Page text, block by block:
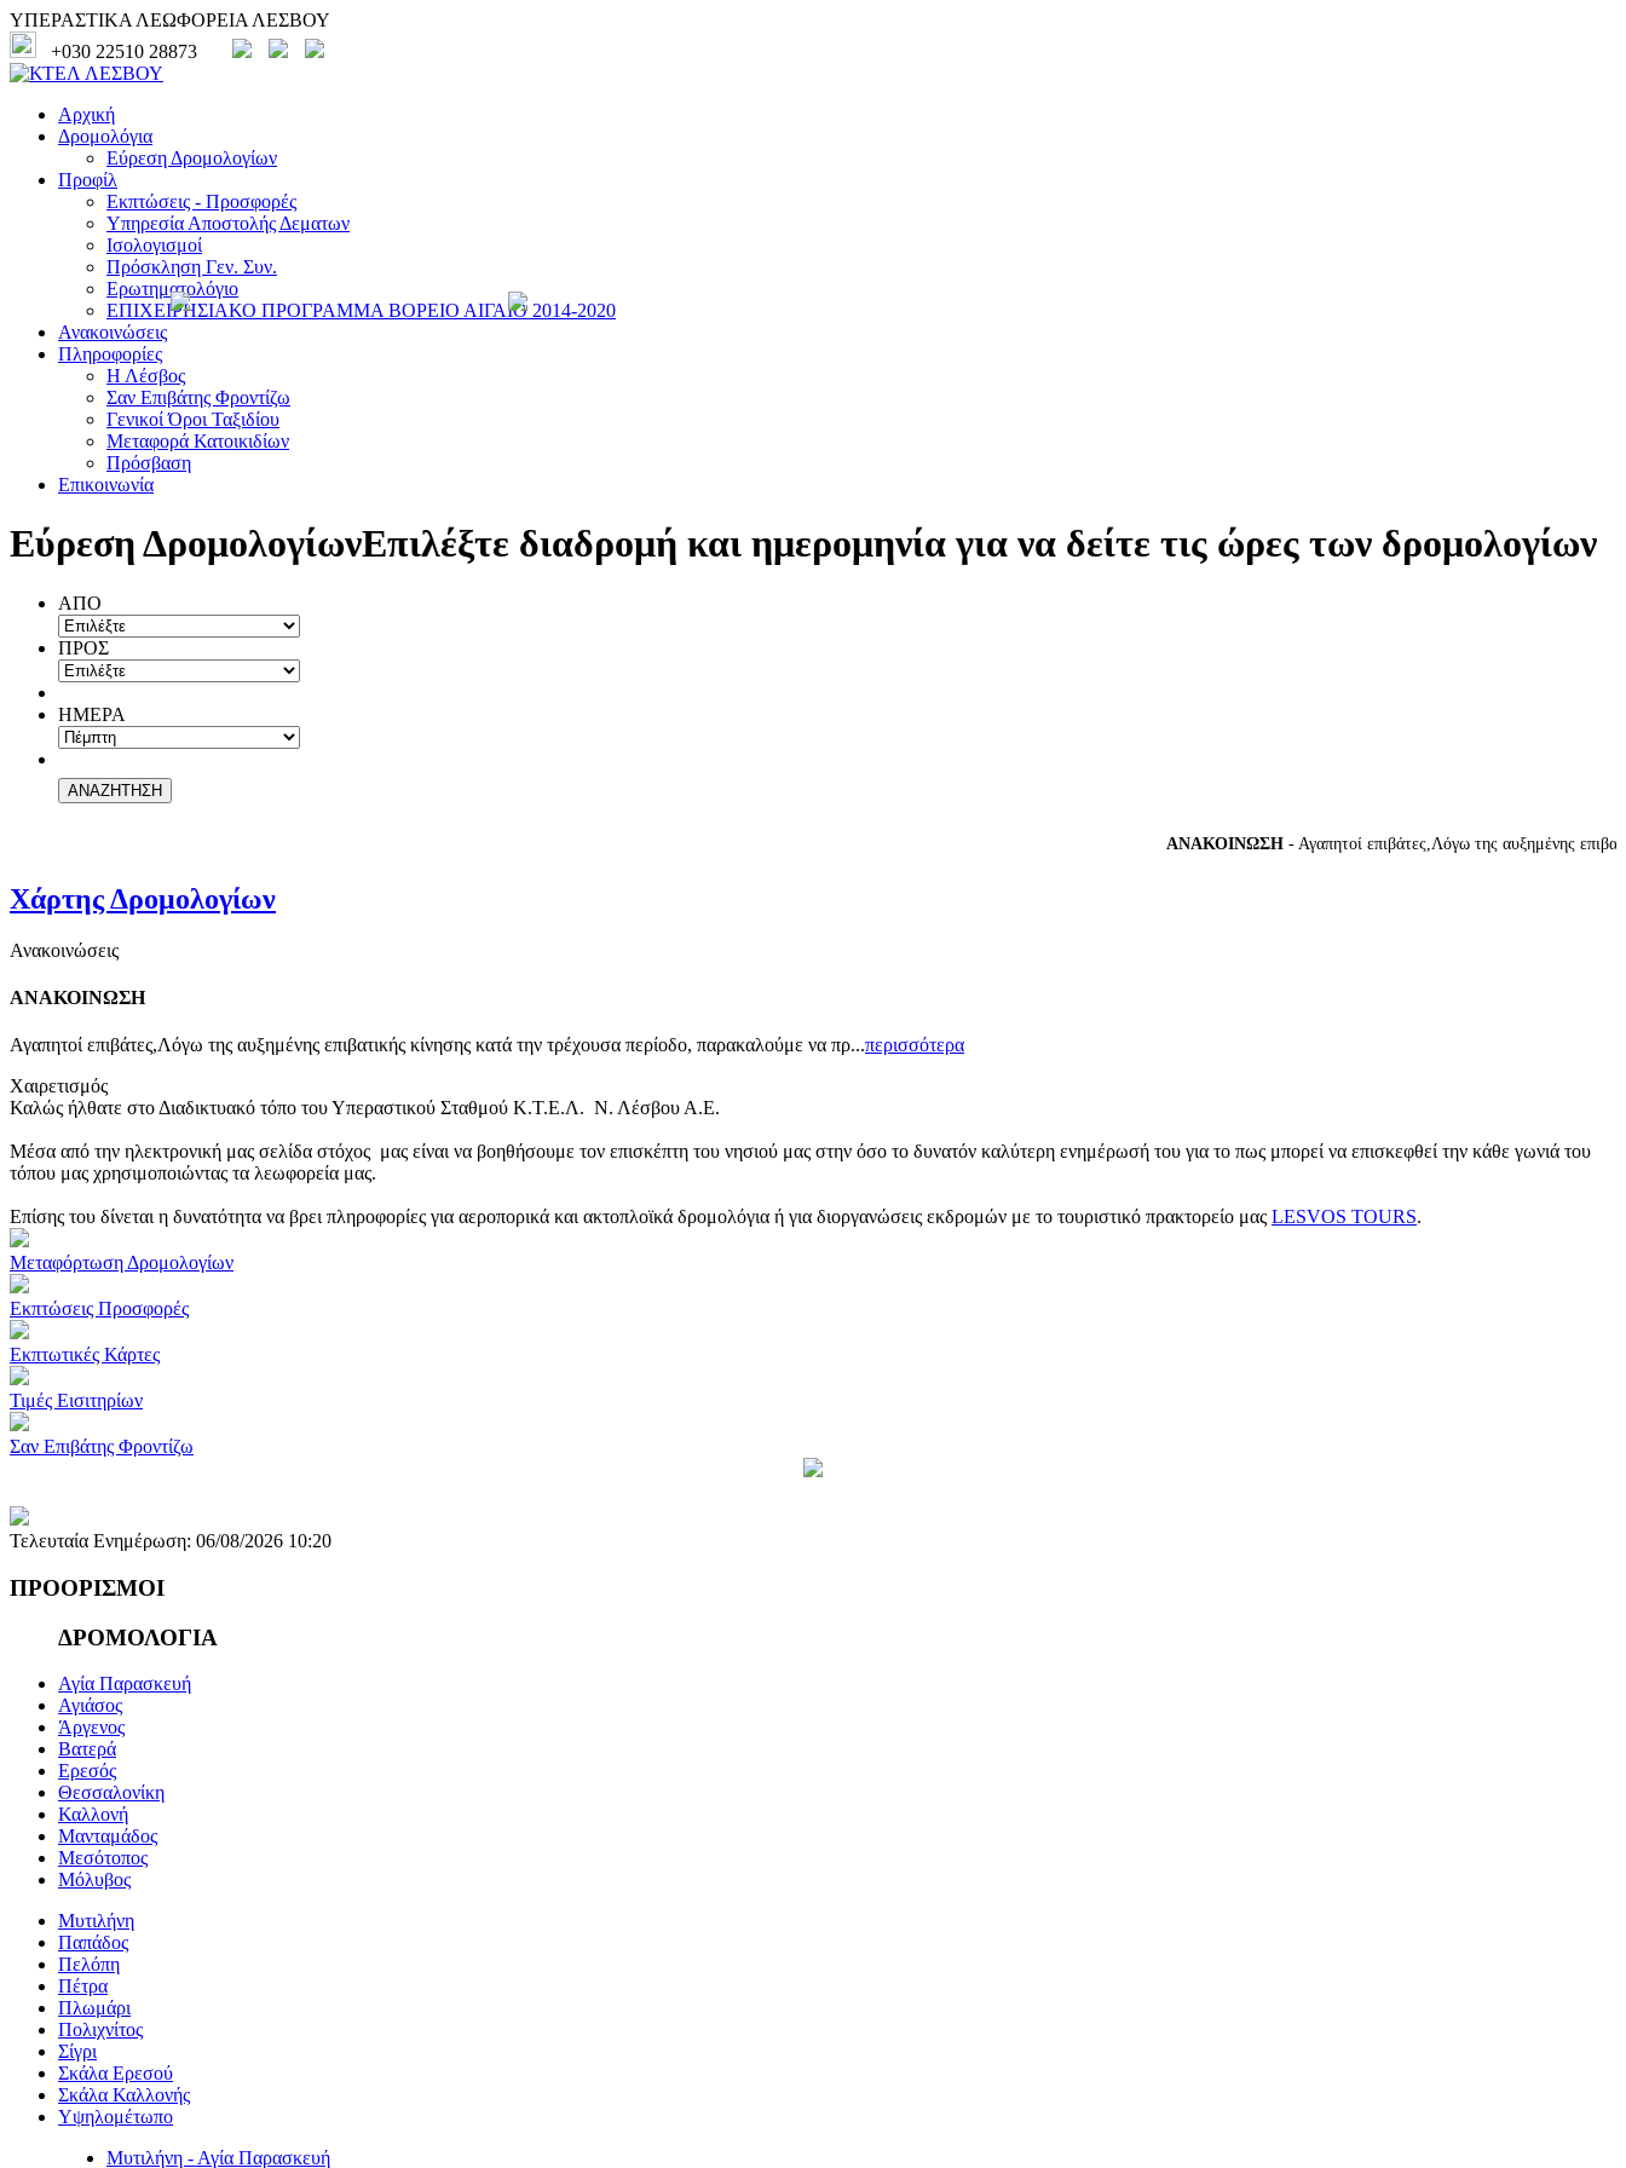
ΥΠΕΡΑΣΤΙΚΑ ΛΕΩΦΟΡΕΙΑ ΛΕΣΒΟΥ
+030 22510 28873
Αρχική
Δρομολόγια
Εύρεση Δρομολογίων
Προφίλ
Εκπτώσεις - Προσφορές
Υπηρεσία Αποστολής Δεματων
Ισολογισμοί
Πρόσκληση Γεν. Συν.
Ερωτηματολόγιο
ΕΠΙΧΕΙΡΗΣΙΑΚΟ ΠΡΟΓΡΑΜΜΑ ΒΟΡΕΙΟ ΑΙΓΑΙΟ 2014-2020
Ανακοινώσεις
Πληροφορίες
Η Λέσβος
Σαν Επιβάτης Φροντίζω
Γενικοί Όροι Ταξιδίου
Μεταφορά Κατοικιδίων
Πρόσβαση
Επικοινωνία
Εύρεση ΔρομολογίωνΕπιλέξτε διαδρομή και ημερομηνία για να δείτε τις ώρες των δρομολογίων
ΑΠΟ
ΠΡΟΣ
ΗΜΕΡΑ
ΑΝΑΚΟΙΝΩΣΗ- Αγαπητοί επιβάτες,Λόγω της αυξημένης
Χάρτης Δρομολογίων
Ανακοινώσεις
ΑΝΑΚΟΙΝΩΣΗ
Αγαπητοί επιβάτες,Λόγω της αυξημένης επιβατικής κίνησης κατά την τρέχουσα περίοδο, παρακαλούμε να πρ...περισσότερα
Χαιρετισμός
Καλώς ήλθατε στο Διαδικτυακό τόπο του Υπεραστικού Σταθμού Κ.Τ.Ε.Λ. Ν. Λέσβου Α.Ε.
Μέσα από την ηλεκτρονική μας σελίδα στόχος μας είναι να βοηθήσουμε τον επισκέπτη του νησιού μας στην όσο το δυνατόν καλύτερη ενημέρωσή του για το πως μπορεί να επισκεφθεί την κάθε γωνιά του
τόπου μας χρησιμοποιώντας τα λεωφορεία μας.
Επίσης του δίνεται η δυνατότητα να βρει πληροφορίες για αεροπορικά και ακτοπλοϊκά δρομολόγια ή για διοργανώσεις εκδρομών με το τουριστικό πρακτορείο μας LESVOS TOURS.
Μεταφόρτωση Δρομολογίων
Εκπτώσεις Προσφορές
Εκπτωτικές Κάρτες
Τιμές Εισιτηρίων
Σαν Επιβάτης Φροντίζω
Τελευταία Ενημέρωση: 06/08/2026 10:20
ΠΡΟΟΡΙΣΜΟΙ
ΔΡΟΜΟΛΟΓΙΑ
Αγία Παρασκευή
Αγιάσος
Άργενος
Βατερά
Ερεσός
Θεσσαλονίκη
Καλλονή
Μανταμάδος
Μεσότοπος
Μόλυβος
Μυτιλήνη
Παπάδος
Πελόπη
Πέτρα
Πλωμάρι
Πολιχνίτος
Σίγρι
Σκάλα Ερεσού
Σκάλα Καλλονής
Υψηλομέτωπο
Μυτιλήνη - Αγία Παρασκευή